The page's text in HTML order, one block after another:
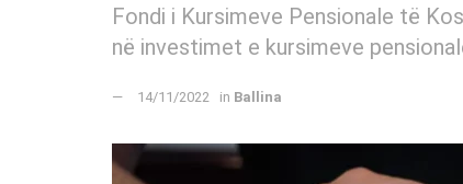
Fondi i Kursimeve Pensionale të
në investimet e kursimeve
14/11/2022 in Ballina